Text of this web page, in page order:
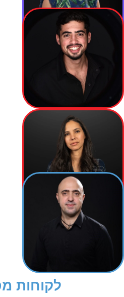
דליה שטראוס
מנהלת משרד
דור בן שושן
מנהל פרויקטים
שרון בז'רנו
מנהלת תיק לקוח
לקוחות